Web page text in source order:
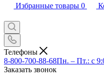
Избранные товары 0
Телефоны
8-800-700-88-68Пн. – Пт.: с
Заказать звонок